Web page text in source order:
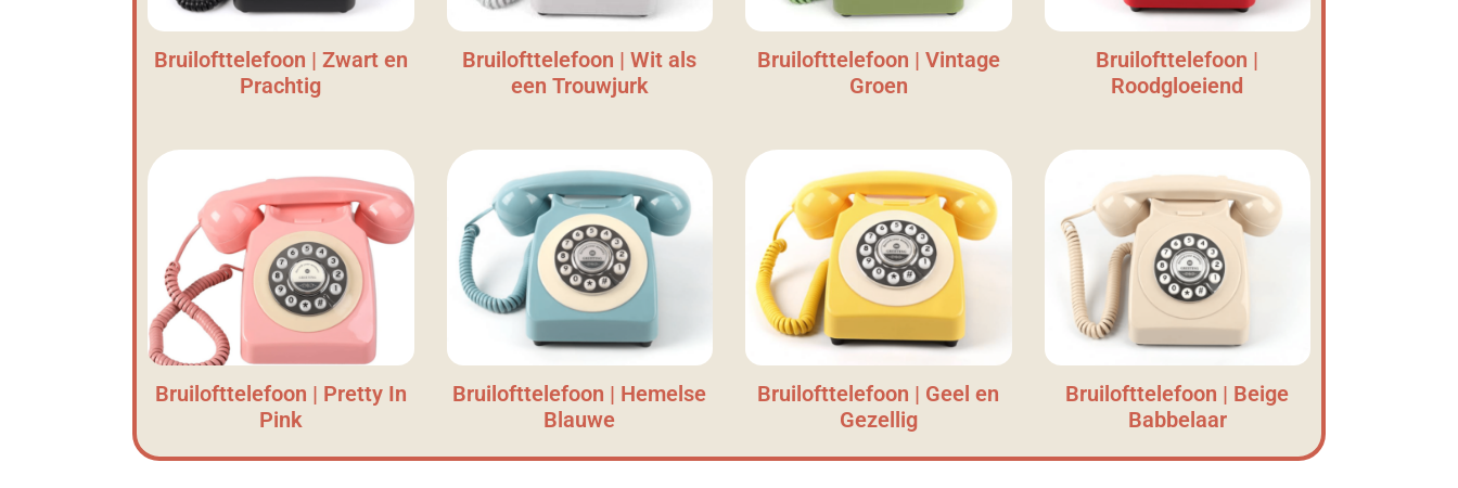
Bruilofttelefoon | Zwart en
Prachtig
Bruilofttelefoon | Wit als
een Trouwjurk
Bruilofttelefoon | Vintage
Groen
Bruilofttelefoon |
Roodgloeiend
Bruilofttelefoon | Pretty In
Pink
Bruilofttelefoon | Hemelse
Blauwe
Bruilofttelefoon | Geel en
Gezellig
Bruilofttelefoon | Beige
Babbelaar